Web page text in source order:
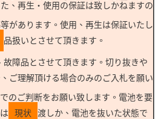
、再生・使用の保証は致しかねますの
があります。使用、再生は保証いたし
品扱いとさせて頂きます。
故障品とさせて頂きます。切り抜きや
ご理解頂ける場合のみのご入札を願い
のご判断をお願い致します。電池を要
現状
渡しか、電池を抜いた状態で